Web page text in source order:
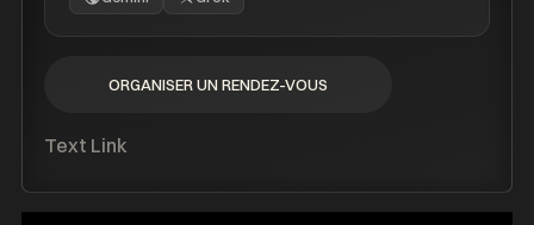
ORGANISER UN RENDEZ-VOUS
Text Link